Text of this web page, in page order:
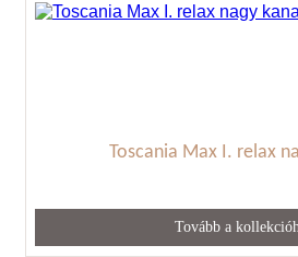
Toscania Max I. relax
Tovább a